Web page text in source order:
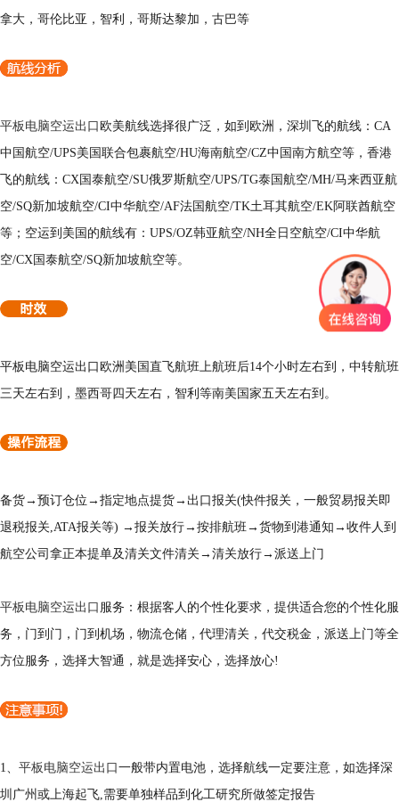
拿大，哥伦比亚，智利，哥斯达黎加，古巴等
平板电脑空运出口 欧美航线选择很广泛，如到欧洲，深圳飞的航线：CA
中国航空/UPS美国联合包裹航空/HU海南航空/CZ中国南方航空等，香港
飞的航线：CX国泰航空/SU俄罗斯航空/UPS/TG泰国航空/MH/马来西亚航
空/SQ新加坡航空/CI中华航空/AF法国航空/TK土耳其航空/EK阿联酋航空
等；空运到美国的航线有：UPS/OZ韩亚航空/NH全日空航空/CI中华航
空/CX国泰航空/SQ新加坡航空等。
平板电脑空运出口欧洲美国直飞航班上航班后14个小时左右到，中转航班
三天左右到，墨西哥四天左右，智利等南美国家五天左右到。
备货→预订仓位→指定地点提货→出口报关(快件报关，一般贸易报关即
退税报关,ATA报关等) →报关放行→按排航班→货物到港通知→收件人到
航空公司拿正本提单及清关文件清关→清关放行→派送上门
平板电脑空运出口 服务：根据客人的个性化要求，提供适合您的个性化服
务，门到门，门到机场，物流仓储，代理清关，代交税金，派送上门等全
方位服务，选择大智通，就是选择安心，选择放心!
1、 平板电脑空运出口 一般带内置电池，选择航线一定要注意，如选择深
圳广州或上海起飞,需要单独样品到化工研究所做签定报告